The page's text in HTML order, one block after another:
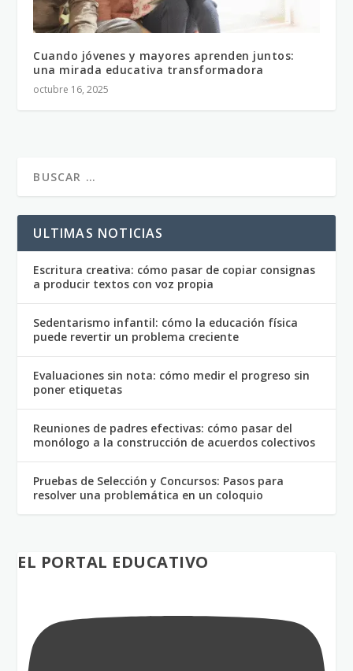
Cuando jóvenes y mayores aprenden juntos:
una mirada educativa transformadora
octubre 16, 2025
ULTIMAS NOTICIAS
Escritura creativa: cómo pasar de copiar consignas
a producir textos con voz propia
Sedentarismo infantil: cómo la educación física
puede revertir un problema creciente
Evaluaciones sin nota: cómo medir el progreso sin
poner etiquetas
Reuniones de padres efectivas: cómo pasar del
monólogo a la construcción de acuerdos colectivos
Pruebas de Selección y Concursos: Pasos para
resolver una problemática en un coloquio
EL PORTAL EDUCATIVO